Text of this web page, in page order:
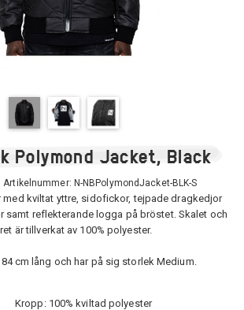
Polymond Jacket, Black
Artikelnummer: N-NBPolymondJacket-BLK-S
med kviltat yttre, sidofickor, tejpade dragkedjor
samt reflekterande logga på bröstet. Skalet och
är tillverkat av 100% polyester.
cm lång och har på sig storlek Medium.
Kropp: 100% kviltad polyester